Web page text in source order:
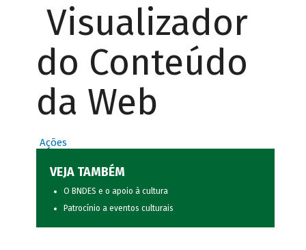
Visualizador
do Conteúdo
da Web
Ações
VEJA TAMBÉM
O BNDES e o apoio à cultura
Patrocínio a eventos culturais